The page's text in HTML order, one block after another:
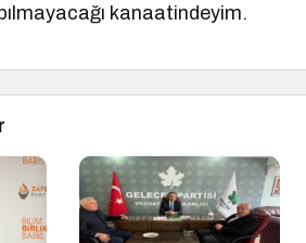
kanaatindeyim.